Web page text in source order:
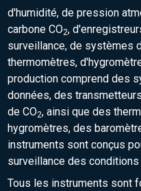
d'humidité, de pression
carbone CO2,
surveillance, de systèmes
thermomètres,
production comprend des
données, des
de CO2, ainsi que des
hygromètres, des
instruments sont conçus
surveillance des
Tous les instruments sont